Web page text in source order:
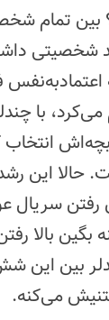
بین تمام
شخصیتی
با
انتخاب
حالا این
سریال
بگین بالا
بین این
می‌کنه.